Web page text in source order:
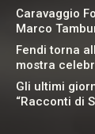
Caravaggio
Marco
Fendi torna
mostra
Gli ultimi
“Racconti di